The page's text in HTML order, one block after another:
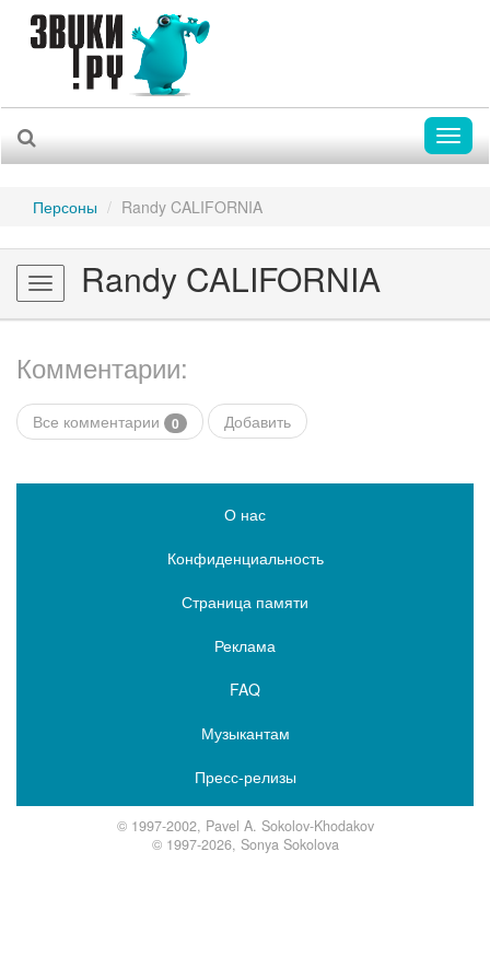
Персоны Randy CALIFORNIA
Toggle
navigation
Randy CALIFORNIA
Комментарии:
Все комментарии 0 Добавить
О нас
Конфиденциальность
Страница памяти
Реклама
FAQ
Музыкантам
Пресс-релизы
© 1997-2002, Pavel A. Sokolov-Khodakov
© 1997-2026, Sonya Sokolova